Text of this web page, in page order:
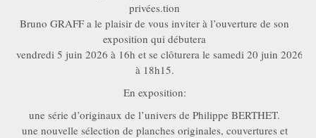
privées.tion
Bruno GRAFF a le plaisir de vous inviter à l’ouverture de son
exposition qui débutera
le vendredi 5 juin 2026 à 16h et se clôturera le samedi 20 juin 2026
à 18h15.
En exposition:
une série d’originaux de l’univers de Philippe BERTHET.
une nouvelle sélection de planches originales, couvertures et